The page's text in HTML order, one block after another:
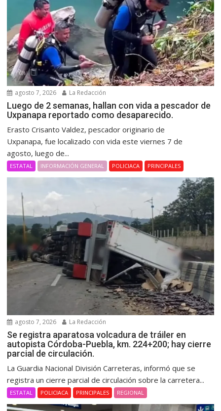
agosto 7, 2026 La Redacción
Luego de 2 semanas, hallan con vida a pescador de
Uxpanapa reportado como desaparecido.
Erasto Crisanto Valdez, pescador originario de
Uxpanapa, fue localizado con vida este viernes 7 de
agosto, luego de...
ESTATAL INFORMACIÓN GENERAL POLICIACA PRINCIPALES
agosto 7, 2026 La Redacción
Se registra aparatosa volcadura de tráiler en
autopista Córdoba-Puebla, km. 224+200; hay cierre
parcial de circulación.
La Guardia Nacional División Carreteras, informó que se
registra un cierre parcial de circulación sobre la carretera...
ESTATAL POLICIACA PRINCIPALES REGIONAL